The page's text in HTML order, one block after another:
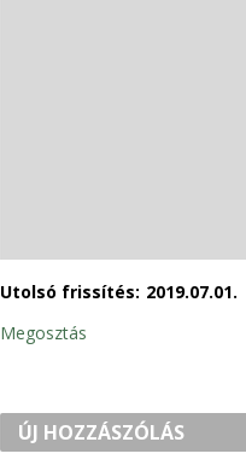
Utolsó frissítés: 2019.07.01.
Megosztás
ÚJ HOZZÁSZÓLÁS